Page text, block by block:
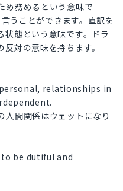
め務めるという意味で
ことができます。直訳を
状態という意味です。ドラ
対の意味を持ちます。
relationships in
人間関係はウェットになり
be dutiful and